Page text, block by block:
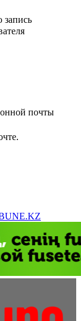
запись
почты